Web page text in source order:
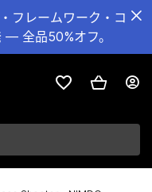
フレームワーク・コ
— 全品50%オフ。